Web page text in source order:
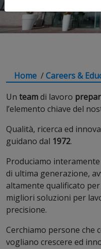
Home /Careers &
Un teamdi lavoro
l’elemento chiave del
Qualità, ricerca ed
guidano dal 1972.
Produciamo
di ultima generazione,
altamente qualificato
migliori soluzioni per
precisione.
Cerchiamo persone che
vogliano crescere ed